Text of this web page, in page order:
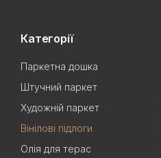
Категорії
Паркетна дошка
Штучний паркет
Художній паркет
Вінілові підлоги
Олія для терас